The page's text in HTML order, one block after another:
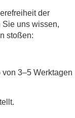
der
Sie uns wissen,
stoßen:
3–5 Werktagen